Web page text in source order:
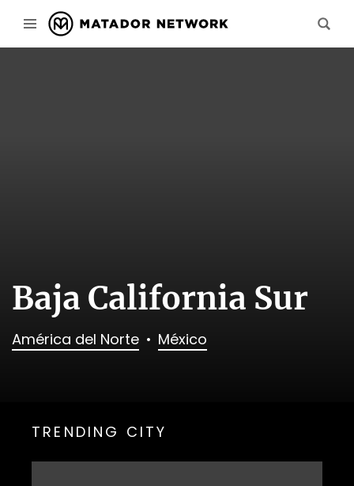
Baja California Sur
América del Norte México
TRENDING CITY